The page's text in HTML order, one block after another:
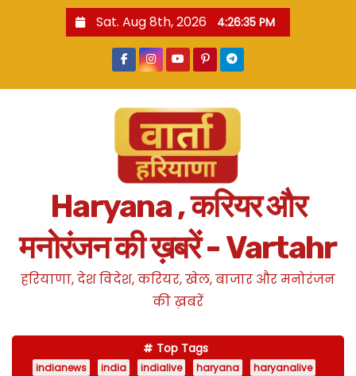
Sat. Aug 8th, 2026 4:26:36 PM
Haryana , करियर और
मनोरंजन की ख़बरें - Vartahr
हरियाणा, देश विदेश, करियर, खेल, बाजार और मनोरंजन
की ख़बरें
Top Tags
indianews india indialive haryana
haryanalive